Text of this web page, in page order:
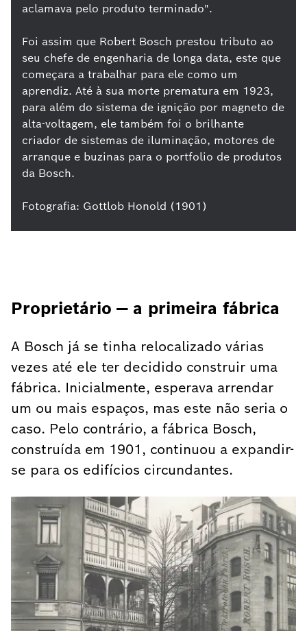
aclamava pelo produto terminado".
Foi assim que Robert Bosch prestou tributo ao
seu chefe de engenharia de longa data, este que
começara a trabalhar para ele como um
aprendiz. Até à sua morte prematura em 1923,
para além do sistema de ignição por magneto de
alta-voltagem, ele também foi o brilhante
criador de sistemas de iluminação, motores de
arranque e buzinas para o portfolio de produtos
da Bosch.
Fotografia: Gottlob Honold (1901)
Proprietário — a primeira fábrica
A Bosch já se tinha relocalizado várias
vezes até ele ter decidido construir uma
fábrica. Inicialmente, esperava arrendar
um ou mais espaços, mas este não seria o
caso. Pelo contrário, a fábrica Bosch,
construída em 1901, continuou a expandir-
se para os edifícios circundantes.